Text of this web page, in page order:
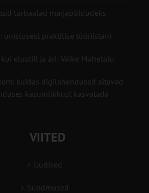
turbaalad marjapõldudeks
unistusest praktilise tööriistani
elustiil ja äri: Väike Mahetalu
kuidas digilahendused aitavad
kasumlikkust kasvatada
VIITED
Uudised
Sündmused